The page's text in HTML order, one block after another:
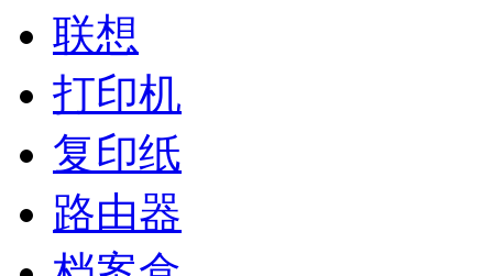
联想
打印机
复印纸
路由器